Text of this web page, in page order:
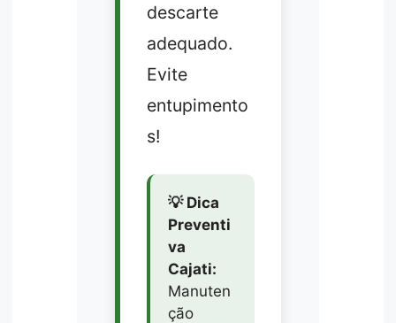
descarte
adequado.
Evite
entupimento
s!
💡 Dica
Preventi
va
Cajati:
Manuten
ção